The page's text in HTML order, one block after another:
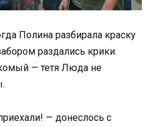
Полина разбирала краску
раздались крики.
— тетя Люда не
— донеслось с